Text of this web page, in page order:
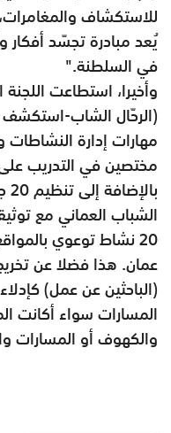
للاستكشاف
يُعد مبادرة تجسّد
في السلطنة."
وأخيرا، استطاعت
مهارات إدارة النشاطات
مختصين في التدريب
الشباب العماني مع
20 نشاط توعوي
(الباحثين عن عمل)
المسارات سواء أكانت
والكهوف أو المسارات